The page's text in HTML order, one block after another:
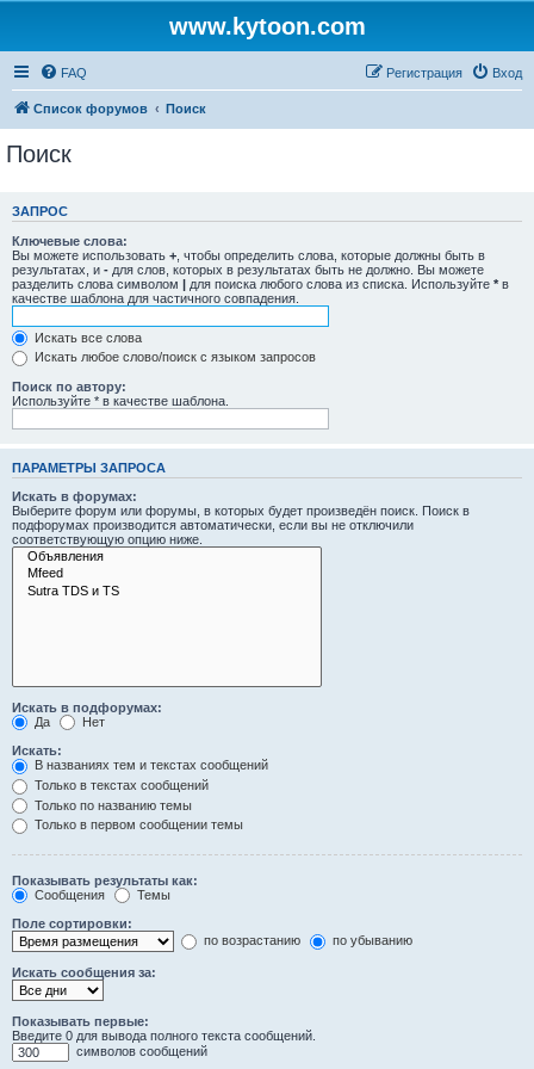
www.kytoon.com
FAQ Вход
Регистрация
Список форумов Поиск
Поиск
ЗАПРОС
Ключевые слова:
Вы можете использовать + , чтобы определить слова, которые должны быть в
результатах, и - для слов, которых в результатах быть не должно. Вы можете
разделить слова символом | для поиска любого слова из списка. Используйте * в
качестве шаблона для частичного совпадения.
Искать все слова
Искать любое слово/поиск с языком запросов
Поиск по автору:
Используйте * в качестве шаблона.
ПАРАМЕТРЫ ЗАПРОСА
Искать в форумах:
Выберите форум или форумы, в которых будет произведён поиск. Поиск в
подфорумах производится автоматически, если вы не отключили
соответствующую опцию ниже.
Искать в подфорумах:
Да
Нет
Искать:
В названиях тем и текстах сообщений
Только в текстах сообщений
Только по названию темы
Только в первом сообщении темы
Показывать результаты как:
Сообщения
Темы
Поле сортировки:
по возрастанию
по убыванию
Искать сообщения за:
Показывать первые:
Введите 0 для вывода полного текста сообщений.
символов сообщений